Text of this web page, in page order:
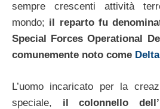
sempre crescenti attività
mondo; il reparto fu
Special Forces Operational
comunemente noto come
L’uomo incaricato per la
speciale, il colonnello